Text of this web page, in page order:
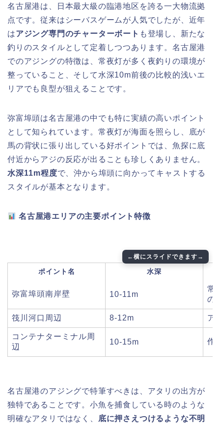
名古屋港は、日本最大級の臨港地区を誇る一大物流拠
点です。従来はシーバスゲームが人気でしたが、近年
はアジング専門のチャーターボート も登場し、新たな
釣りのスタイルとして定着しつつあります。名古屋港
でのアジングの特徴は、常夜灯が多く夜釣りの環境が
整っていること、そして水深10m前後の比較的浅いエ
リアでも良型が狙えることです。
弥富埠頭は名古屋港の中でも特に実績の高いポイント
として知られています。常夜灯が海面を照らし、底が
馬の背状に張り出している好ポイントでは、魚探に底
付近からアジの反応が出ることも珍しくありません。
水深11m程度で、沖から埠頭に向かってキャストする
スタイルが基本となります。
名古屋港エリアの主要ポイント特徴
ポイント名 水深
弥富埠頭南岸壁 10-11m
常
の
筏川河口周辺 8-12m ア
コンテナターミナル周
辺
10-15m 作
名古屋港のアジングで特筆すべきは、アタリの出方が
独特であることです。小魚を捕食している時のような
明確なアタリではなく、 底に押さえつけるような不明